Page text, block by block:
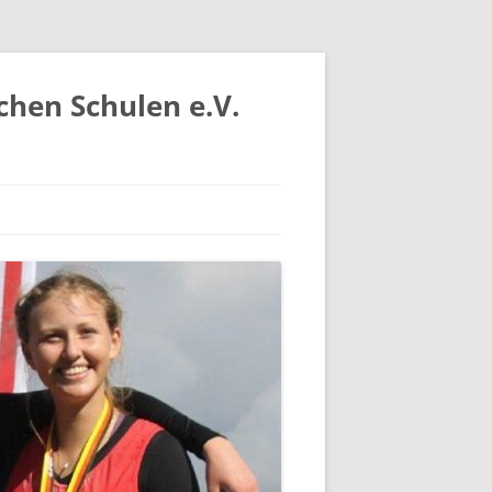
Schulen e.V.